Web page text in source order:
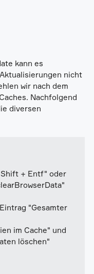
kann es
nicht
wir nach dem
Nachfolgend
diversen
Shift + Entf" oder
"Gesamter
im Cache" und
löschen"